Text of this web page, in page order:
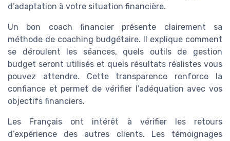
d’adaptation à votre situation financière.
Un bon coach financier présente clairement sa
méthode de coaching budgétaire. Il explique comment
se déroulent les séances, quels outils de gestion
budget seront utilisés et quels résultats réalistes vous
pouvez attendre. Cette transparence renforce la
confiance et permet de vérifier l’adéquation avec vos
objectifs financiers.
Les Français ont intérêt à vérifier les retours
d’expérience des autres clients. Les témoignages